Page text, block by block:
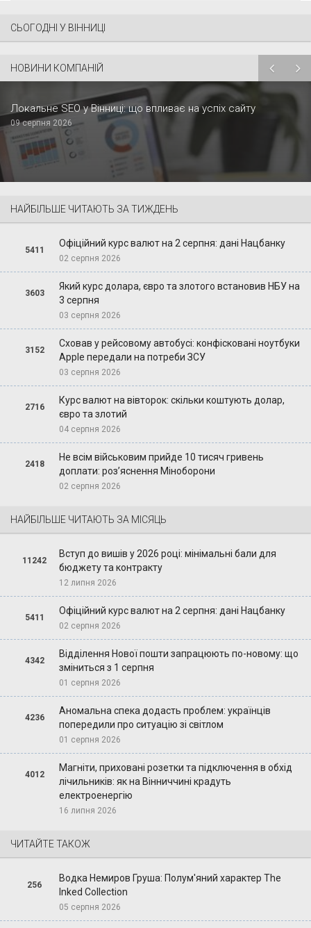
СЬОГОДНІ У ВІННИЦІ
НОВИНИ КОМПАНІЙ
Локальне SEO у Вінниці: що впливає на успіх сайту
09 серпня 2026
НАЙБІЛЬШЕ ЧИТАЮТЬ ЗА ТИЖДЕНЬ
5411
Офіційний курс валют на 2 серпня: дані Нацбанку
02 серпня 2026
3603
Який курс долара, євро та злотого встановив НБУ на
3 серпня
03 серпня 2026
3152
Сховав у рейсовому автобусі: конфісковані ноутбуки
Apple передали на потреби ЗСУ
03 серпня 2026
2716
Курс валют на вівторок: скільки коштують долар,
євро та злотий
04 серпня 2026
2418
Не всім військовим прийде 10 тисяч гривень
доплати: роз’яснення Міноборони
02 серпня 2026
НАЙБІЛЬШЕ ЧИТАЮТЬ ЗА МІСЯЦЬ
11242
Вступ до вишів у 2026 році: мінімальні бали для
бюджету та контракту
12 липня 2026
5411
Офіційний курс валют на 2 серпня: дані Нацбанку
02 серпня 2026
4342
Відділення Нової пошти запрацюють по-новому: що
зміниться з 1 серпня
01 серпня 2026
4236
Аномальна спека додасть проблем: українців
попередили про ситуацію зі світлом
01 серпня 2026
4012
Магніти, приховані розетки та підключення в обхід
лічильників: як на Вінниччині крадуть
електроенергію
16 липня 2026
ЧИТАЙТЕ ТАКОЖ
256
Водка Немиров Груша: Полум'яний характер The
Inked Collection
05 серпня 2026